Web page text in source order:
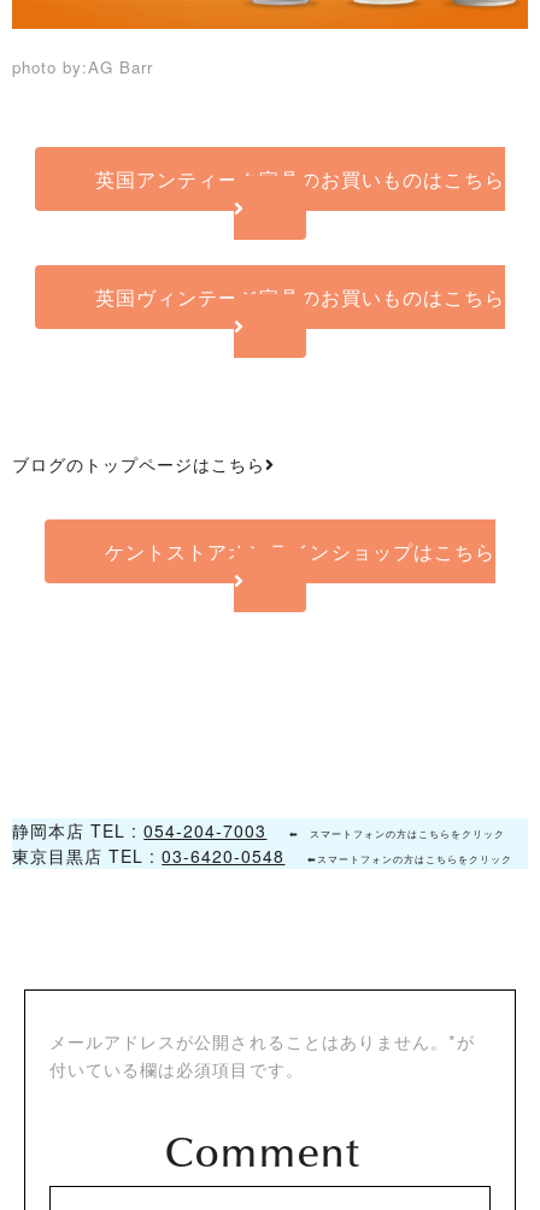
photo by:AG Barr
英国アンティーク家具のお買いものはこちら
英国ヴィンテージ家具のお買いものはこちら
ブログのトップページはこちら
ケントストアオンラインショップはこちら
静岡本店 TEL :054-204-7003 ⬅ スマートフォンの方はこちらをクリック
東京目黒店 TEL :03-6420-0548 ⬅スマートフォンの方はこちらをクリック
メールアドレスが公開されることはありません。*が
付いている欄は必須項目です。